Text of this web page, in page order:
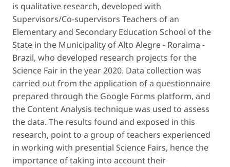
is qualitative research, developed with
Supervisors/Co-supervisors Teachers of an
Elementary and Secondary Education School of the
State in the Municipality of Alto Alegre - Roraima -
Brazil, who developed research projects for the
Science Fair in the year 2020. Data collection was
carried out from the application of a questionnaire
prepared through the Google Forms platform, and
the Content Analysis technique was used to assess
the data. The results found and exposed in this
research, point to a group of teachers experienced
in working with presential Science Fairs, hence the
importance of taking into account their